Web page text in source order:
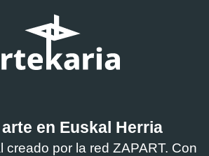
en Euskal Herria
creado por la red ZAPART. Con